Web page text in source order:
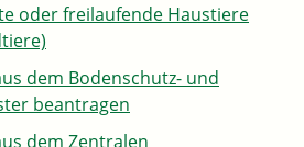
oder freilaufende Haustiere
dem Bodenschutz- und
beantragen
dem Zentralen